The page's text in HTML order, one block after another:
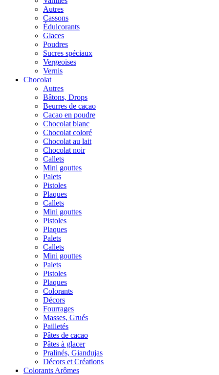
Autres
Cassons
Édulcorants
Glaces
Poudres
Sucres spéciaux
Vergeoises
Vernis
Chocolat
Autres
Bâtons, Drops
Beurres de cacao
Cacao en poudre
Chocolat blanc
Chocolat coloré
Chocolat au lait
Chocolat noir
Callets
Mini gouttes
Palets
Pistoles
Plaques
Callets
Mini gouttes
Pistoles
Plaques
Palets
Callets
Mini gouttes
Palets
Pistoles
Plaques
Colorants
Décors
Fourrages
Masses, Grués
Pailletés
Pâtes de cacao
Pâtes à glacer
Pralinés, Giandujas
Décors et Créations
Colorants Arômes